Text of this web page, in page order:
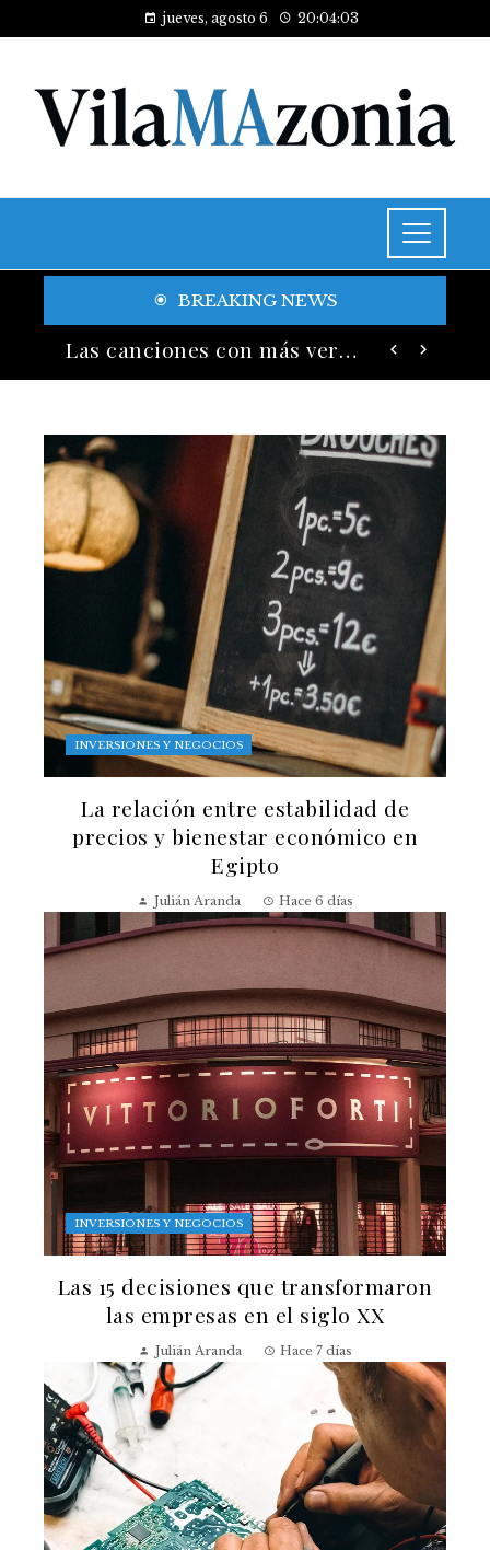
jueves, agosto 6 20:04:04
BREAKING NEWS
Las canciones con más versiones registradas en la industria musical
INVERSIONES Y NEGOCIOS
La relación entre estabilidad de
precios y bienestar económico en
Egipto
Julián Aranda Hace 6 días
INVERSIONES Y NEGOCIOS
Las 15 decisiones que transformaron
las empresas en el siglo XX
Julián Aranda Hace 7 días